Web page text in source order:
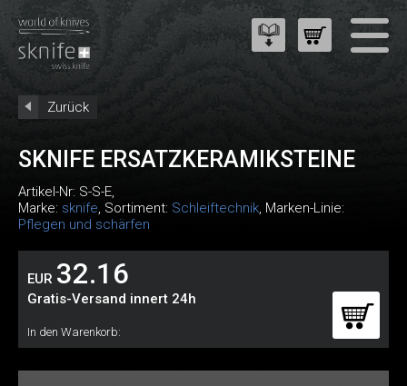
Zurück
SKNIFE ERSATZKERAMIKSTEINE
Artikel-Nr: S-S-E,
Marke: sknife, Sortiment: Schleiftechnik, Marken-Linie:
Pflegen und schärfen
EUR 32.16
Gratis-Versand innert 24h
In den Warenkorb: